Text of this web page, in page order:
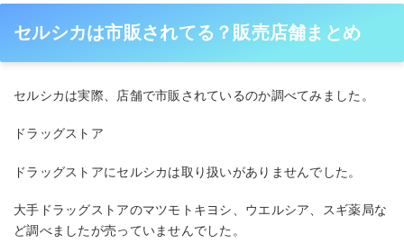
セルシカは市販されてる？販売店舗まとめ
セルシカは実際、店舗で市販されているのか調べてみました。
ドラッグストア
ドラッグストアにセルシカは取り扱いがありませんでした。
大手ドラッグストアのマツモトキヨシ、ウエルシア、スギ薬局な
ど調べましたが売っていませんでした。